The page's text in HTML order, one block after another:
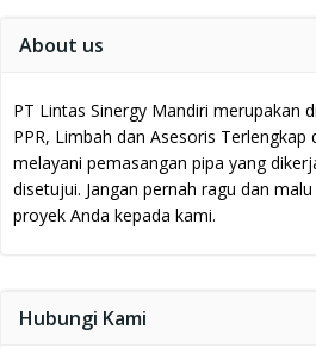
About us
PT Lintas Sinergy Mandiri merupakan
PPR, Limbah dan Asesoris Terlengkap
melayani pemasangan pipa yang
disetujui. Jangan pernah ragu dan
proyek Anda kepada kami.
Hubungi Kami